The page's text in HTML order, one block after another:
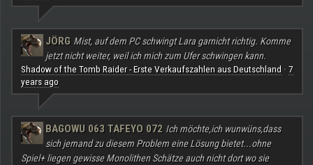
JÖRG Mist, auf dem PC schwingt Lara garnicht richtig. Komme
jetzt nicht weiter, weil ich mich zum Ufer schwingen kann.
Shadow of the Tomb Raider - Erste Verkaufszahlen aus Deutschland · 7
years ago
BAGOWU 063 TAFEYO 072 Ich möchte,ich wunwüns,dass
sich jemand zu diesem Problem eine Lösung bietet...ohne
Spiel+ liegen gewisse Monolithen Schätze auch nicht dort wo sie